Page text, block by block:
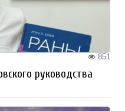
851
руководства